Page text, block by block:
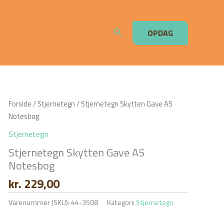
Søg OPDAG
Forside/Stjernetegn/ Stjernetegn Skytten Gave A5
Notesbog
Stjernetegn
Stjernetegn Skytten Gave A5
Notesbog
kr. 229,00
Varenummer (SKU):44-3508 Kategori: Stjernetegn